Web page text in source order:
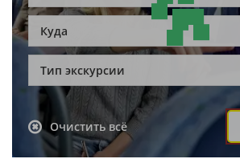
Куда
Тип экскурсии
Очистить всё